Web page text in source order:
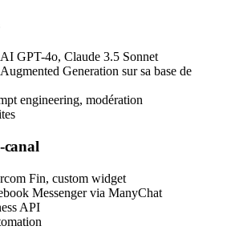
GPT-4o, Claude 3.5 Sonnet
Generation sur sa base de
engineering, modération
canal
Fin, custom widget
Messenger via ManyChat
API